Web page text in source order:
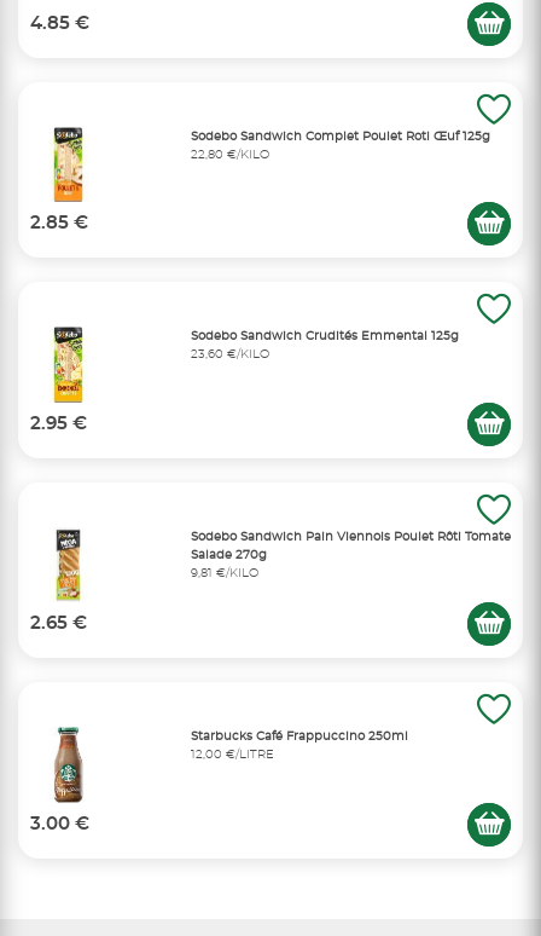
4.85 €
Sodebo Sandwich Complet Poulet Roti Œuf 125g
22,80 €/KILO
2.85 €
Sodebo Sandwich Crudités Emmental 125g
23,60 €/KILO
2.95 €
Sodebo Sandwich Pain Viennois Poulet Rôti Tomate
Salade 270g
9,81 €/KILO
2.65 €
Starbucks Café Frappuccino 250ml
12,00 €/LITRE
3.00 €